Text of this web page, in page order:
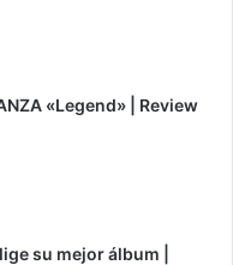
«Legend» | Review
su mejor álbum |